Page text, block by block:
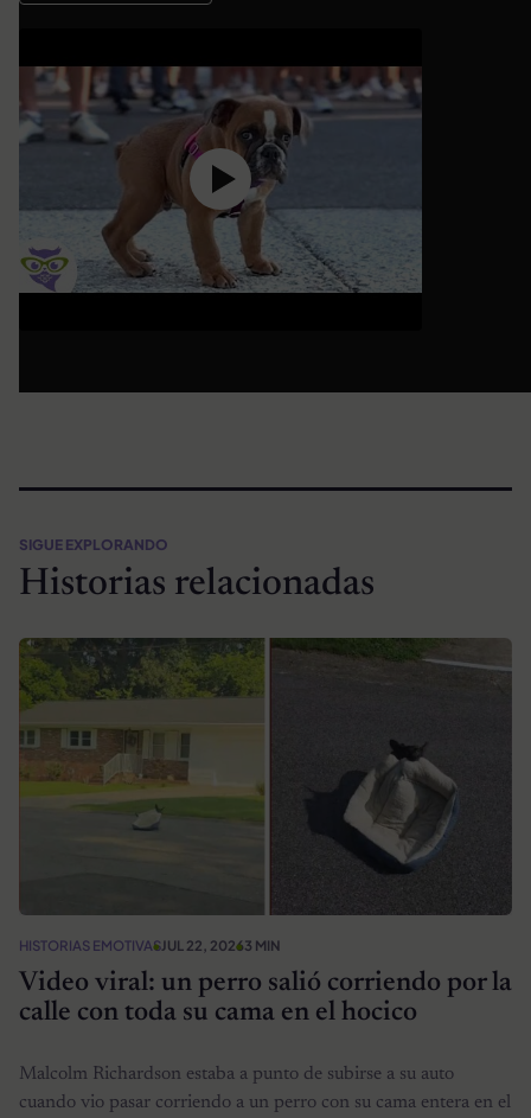
SIGUE EXPLORANDO
Historias relacionadas
HISTORIAS EMOTIVASJUL 22, 20263 MIN
Video viral: un perro salió corriendo por la
calle con toda su cama en el hocico
Malcolm Richardson estaba a punto de subirse a su auto
cuando vio pasar corriendo a un perro con su cama entera en el